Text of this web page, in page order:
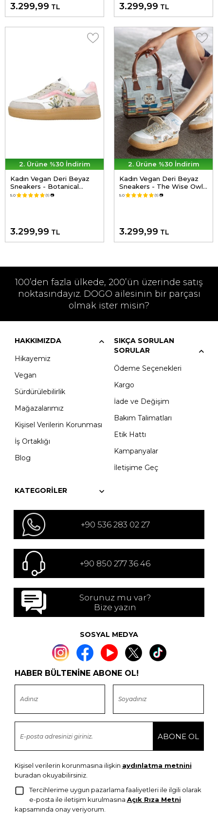
3.299,99 TL 3.299,99 TL
2. Ürüne %30 İndirim
Kadın Vegan Deri Beyaz
Sneakers - Botanical
Notes Tasarım
5.0 (1) 📷
3.299,99 TL
2. Ürüne %30 İndirim
Kadın Vegan Deri Beyaz
Sneakers - The Wise Owl
Tasarım
5.0 (1) 📷
3.299,99 TL
100’den fazla ülkede, 200’ün üzerinde satış
noktasındayız. DOGO ailesinin bir parçası
olmak ister misin?
HAKKIMIZDA
Hikayemiz
Vegan
Sürdürülebilirlik
Mağazalarımız
Kişisel Verilerin Korunması
İş Ortaklığı
Blog
SIKÇA SORULAN
SORULAR
Ödeme Seçenekleri
Kargo
İade ve Değişim
Bakım Talimatları
Etik Hattı
Kampanyalar
İletişime Geç
KATEGORILER
+90 536 283 02 27
+90 850 277 36 46
Sorunuz mu var?
Bize yazın
SOSYAL MEDYA
HABER BÜLTENİNE ABONE OL!
Kişisel verilerin korunmasına ilişkin aydınlatma metnini
buradan okuyabilirsiniz.
Tercihlerime uygun pazarlama faaliyetleri ile ilgili olarak
e-posta ile iletişim kurulmasına Açık Rıza Metni
kapsamında onay veriyorum.